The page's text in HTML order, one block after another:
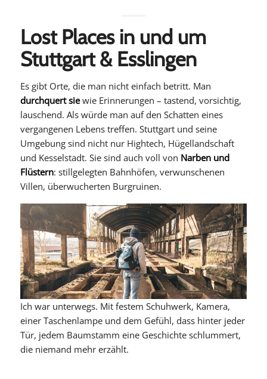
Lost Places in und um
Stuttgart & Esslingen
Es gibt Orte, die man nicht einfach betritt. Man
durchquert siewie Erinnerungen – tastend, vorsichtig,
lauschend. Als würde man auf den Schatten eines
vergangenen Lebens treffen. Stuttgart und seine
Umgebung sind nicht nur Hightech, Hügellandschaft
und Kesselstadt. Sie sind auch voll von Narben und
Flüstern: stillgelegten Bahnhöfen, verwunschenen
Villen, überwucherten Burgruinen.
Ich war unterwegs. Mit festem Schuhwerk, Kamera,
einer Taschenlampe und dem Gefühl, dass hinter jeder
Tür, jedem Baumstamm eine Geschichte schlummert,
die niemand mehr erzählt.